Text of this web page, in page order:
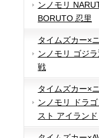
ンノモリ
BORUTO 忍里
タイムズカー×
ンノモリ ゴジ
戦
タイムズカー×
ンノモリ ドラ
スト アイランド